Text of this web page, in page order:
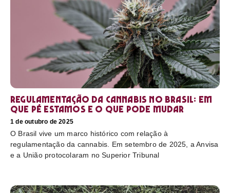
Regulamentação da cannabis no Brasil: em
que pé estamos e o que pode mudar
1 de outubro de 2025
O Brasil vive um marco histórico com relação à
regulamentação da cannabis. Em setembro de 2025, a Anvisa
e a União protocolaram no Superior Tribunal